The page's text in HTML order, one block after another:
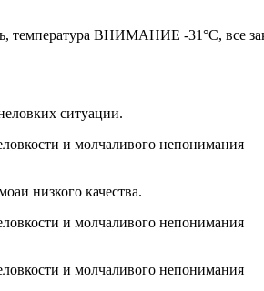
температура ВНИМАНИЕ -31°С, все
ситуации.
низкого качества.